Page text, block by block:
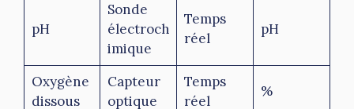
pH
Sonde
électroch
imique
Temps
réel
pH
Oxygène
dissous
Capteur
optique
Temps
réel
%